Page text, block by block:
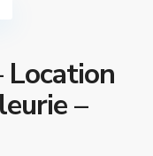
Location
–